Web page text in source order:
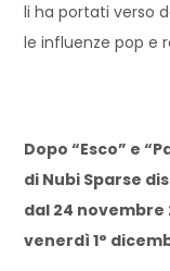
li ha portati verso
le influenze pop e
Dopo “Esco” e
di Nubi Sparse
dal 24
venerdì 1°